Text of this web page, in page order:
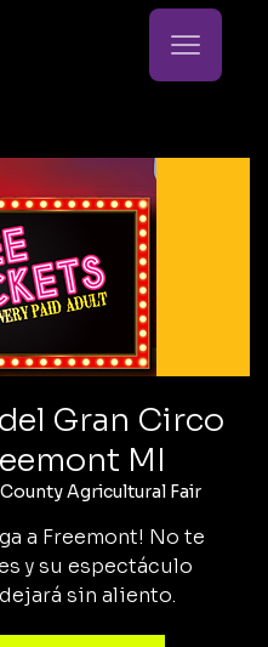
Gran Circo
MI
Agricultural Fair
a Freemont! No te
y su espectáculo
sin aliento.